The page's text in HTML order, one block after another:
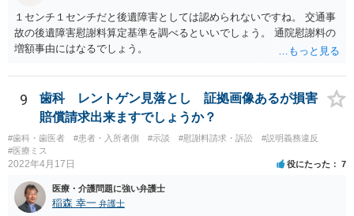
１センチ１センチだと後遺障害としては認められないですね。 交通事
故の後遺障害慰謝料算定基準を調べるといいでしょう。 通院慰謝料の
増額事由にはなるでしょう。
9
歯科 レントゲン見落とし 証拠画像あるが損害
賠償請求出来ますでしょうか？
#歯科・歯医者 #患者・入所者側 #示談 #慰謝料請求・訴訟
#説明義務違反
#医療ミス
2022年4月17日 役にたった 7
医療・介護問題に強い弁護士
稲森 幸一 弁護士